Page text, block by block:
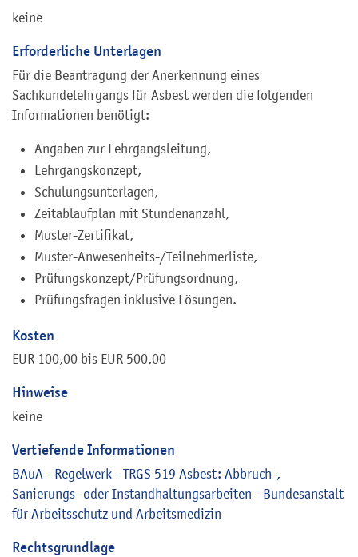
keine
Erforderliche Unterlagen
Für die Beantragung der Anerkennung eines
Sachkundelehrgangs für Asbest werden die folgenden
Informationen benötigt:
Angaben zur Lehrgangsleitung,
Lehrgangskonzept,
Schulungsunterlagen,
Zeitablaufplan mit Stundenanzahl,
Muster-Zertifikat,
Muster-Anwesenheits-/Teilnehmerliste,
Prüfungskonzept/Prüfungsordnung,
Prüfungsfragen inklusive Lösungen.
Kosten
EUR 100,00 bis EUR 500,00
Hinweise
keine
Vertiefende Informationen
BAuA - Regelwerk - TRGS 519 Asbest: Abbruch-,
Sanierungs- oder Instandhaltungsarbeiten - Bundesanstalt
für Arbeitsschutz und Arbeitsmedizin
Rechtsgrundlage